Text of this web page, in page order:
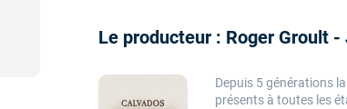
Le producteur : Roger Groult
Depuis 5 générations
présents à toutes les